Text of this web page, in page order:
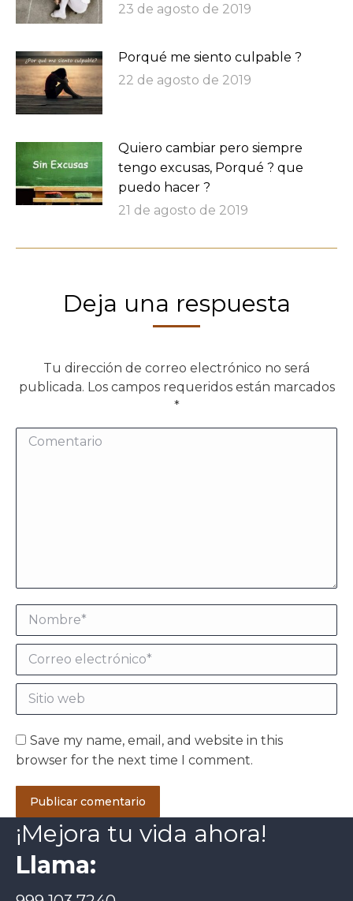
23 de agosto de 2019
Porqué me siento culpable ?
22 de agosto de 2019
Quiero cambiar pero siempre
tengo excusas, Porqué ? que
puedo hacer ?
21 de agosto de 2019
Deja una respuesta
Tu dirección de correo electrónico no será
publicada. Los campos requeridos están marcados
*
Comentario
Nombre *
Correo electrónico *
Sitio web
Save my name, email, and website in this
browser for the next time I comment.
Publicar comentario
¡Mejora tu vida ahora!
Llama: